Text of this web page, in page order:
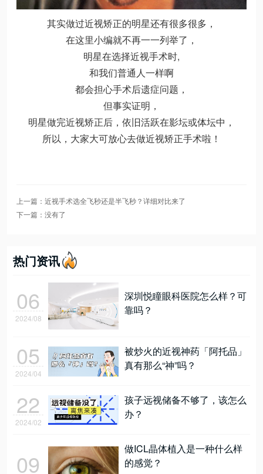
其实做过近视矫正的明星还有很多很多，
在这里小编就不再一一列举了，
明星在选择近视手术时,
和我们普通人一样啊
都会担心手术后遗症问题，
但事实证明，
明星做完近视矫正后，依旧活跃在影坛或体坛中，
所以，大家大可放心去做近视矫正手术啦！
上一篇：近视手术选全飞秒还是半飞秒？详细对比来了
下一篇：没有了
热门资讯
06
2024/08
深圳悦瞳眼科医院怎么样？可
靠吗？
05
2024/04
被炒火的近视神药「阿托品」
真有那么“神”吗？
22
2024/02
孩子远视储备不够了，该怎么
办？
09
做ICL晶体植入是一种什么样
的感觉？